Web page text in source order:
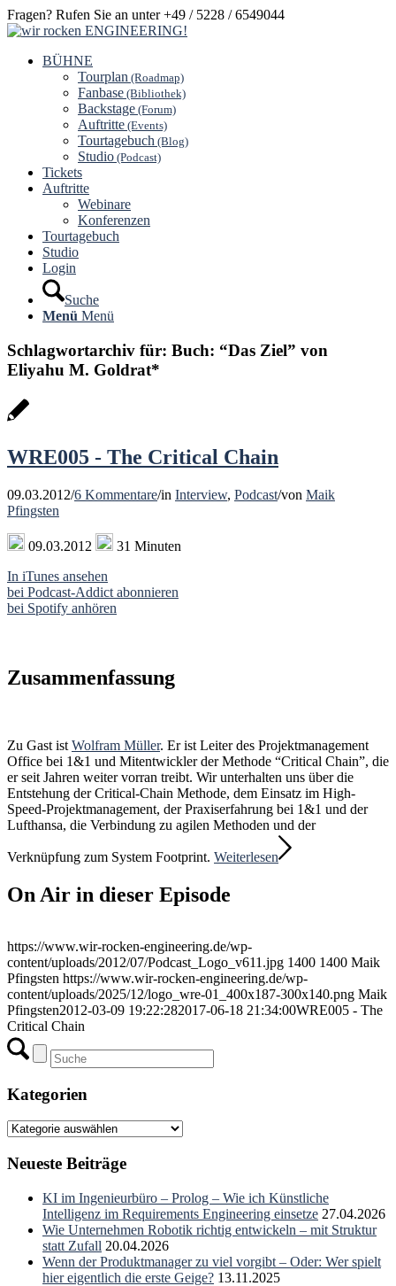
Fragen? Rufen Sie an unter +49 / 5228 / 6549044
BÜHNE
Tourplan (Roadmap)
Fanbase (Bibliothek)
Backstage (Forum)
Auftritte (Events)
Tourtagebuch (Blog)
Studio (Podcast)
Tickets
Auftritte
Webinare
Konferenzen
Tourtagebuch
Studio
Login
Suche
Menü Menü
Schlagwortarchiv für: Buch: “Das Ziel” von
Eliyahu M. Goldrat*
WRE005 - The Critical Chain
09.03.2012/6 Kommentare/in Interview, Podcast/von Maik
Pfingsten
09.03.2012
31 Minuten
In iTunes ansehen
bei Podcast-Addict abonnieren
bei Spotify anhören
Zusammenfassung
Zu Gast ist Wolfram Müller. Er ist Leiter des Projektmanagement
Office bei 1&1 und Mitentwickler der Methode “Critical Chain”, die
er seit Jahren weiter vorran treibt. Wir unterhalten uns über die
Entstehung der Critical-Chain Methode, dem Einsatz im High-
Speed-Projektmanagement, der Praxiserfahrung bei 1&1 und der
Lufthansa, die Verbindung zu agilen Methoden und der
Verknüpfung zum System Footprint. Weiterlesen
On Air in dieser Episode
https://www.wir-rocken-engineering.de/wp-
content/uploads/2012/07/Podcast_Logo_v611.jpg 1400 1400 Maik
Pfingsten https://www.wir-rocken-engineering.de/wp-
content/uploads/2025/12/logo_wre-01_400x187-300x140.png Maik
Pfingsten2012-03-09 19:22:282017-06-18 21:34:00WRE005 - The
Critical Chain
Kategorien
Kategorien
Neueste Beiträge
KI im Ingenieurbüro – Prolog – Wie ich Künstliche
Intelligenz im Requirements Engineering einsetze 27.04.2026
Wie Unternehmen Robotik richtig entwickeln – mit Struktur
statt Zufall 20.04.2026
Wenn der Produktmanager zu viel vorgibt – Oder: Wer spielt
hier eigentlich die erste Geige? 13.11.2025